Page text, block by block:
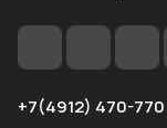
+7(4912) 470-770